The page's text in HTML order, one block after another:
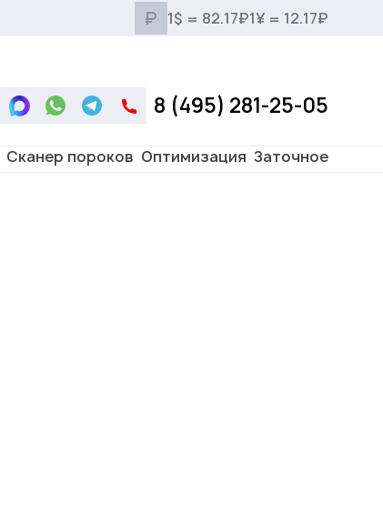
₽ 1$ = 82.17₽1¥ = 12.17₽
Сканер пороков Оптимизация Заточное
8 (495) 281-25-05